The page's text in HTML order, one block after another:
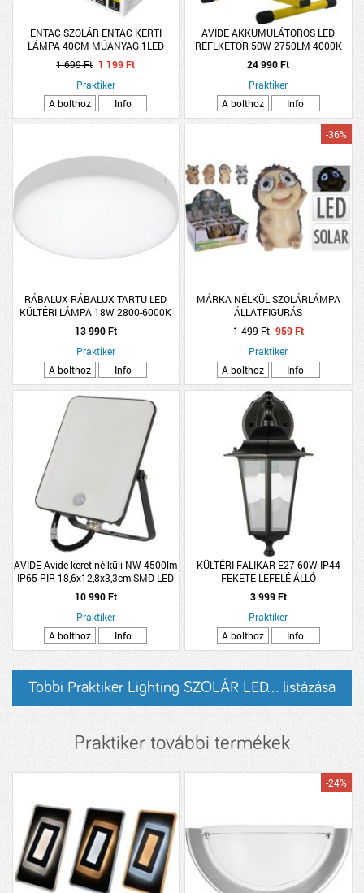
ENTAC SZOLÁR ENTAC KERTI
LÁMPA 40CM MŰANYAG 1LED
1 699 Ft 1 199 Ft
Praktiker
A bolthoz
Info
AVIDE AKKUMULÁTOROS LED
REFLKETOR 50W 2750LM 4000K
24 990 Ft
Praktiker
A bolthoz
Info
RÁBALUX RÁBALUX TARTU LED
KÜLTÉRI LÁMPA 18W 2800-6000K
IP44 MOZG.ÉRZ 4X17,5X17,5CM
MATT FEHÉR KEREK
13 990 Ft
Praktiker
A bolthoz
Info
MÁRKA NÉLKÜL SZOLÁRLÁMPA
ÁLLATFIGURÁS
-36%
1 499 Ft 959 Ft
Praktiker
A bolthoz
Info
AVIDE Avide keret nélküli NW 4500lm
IP65 PIR 18,6x12,8x3,3cm SMD LED
reflektor
10 990 Ft
Praktiker
A bolthoz
Info
KÜLTÉRI FALIKAR E27 60W IP44
FEKETE LEFELÉ ÁLLÓ
22X17X32,5CM
3 999 Ft
Praktiker
A bolthoz
Info
Többi Praktiker Lighting SZOLÁR LED... listázása
Praktiker további termékek
-24%